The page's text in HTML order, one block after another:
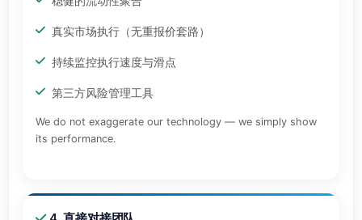
真实市场执行（无重报价套路）
持续监控执行速度与滑点
第三方风险管理工具
We do not exaggerate our technology — we simply show
its performance.